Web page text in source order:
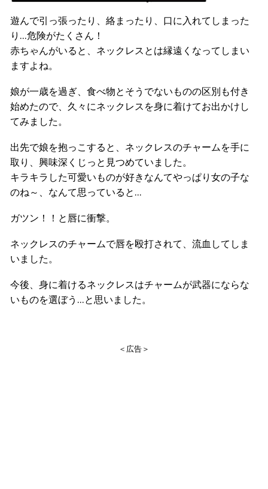
遊んで引っ張ったり、絡まったり、口に入れてしまった
り…危険がたくさん！
赤ちゃんがいると、ネックレスとは縁遠くなってしまい
ますよね。
娘が一歳を過ぎ、食べ物とそうでないものの区別も付き
始めたので、久々にネックレスを身に着けてお出かけし
てみました。
出先で娘を抱っこすると、ネックレスのチャームを手に
取り、興味深くじっと見つめていました。
キラキラした可愛いものが好きなんてやっぱり女の子な
のね～、なんて思っていると…
ガツン！！と唇に衝撃。
ネックレスのチャームで唇を殴打されて、流血してしま
いました。
今後、身に着けるネックレスはチャームが武器にならな
いものを選ぼう…と思いました。
＜広告＞